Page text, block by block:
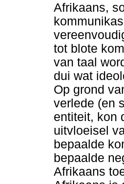
Afrikaans,
tot blote
van taal
dui wat
Op grond
verlede (en
entiteit, kon
uitvloeisel
bepaalde
bepaalde
Afrikaans